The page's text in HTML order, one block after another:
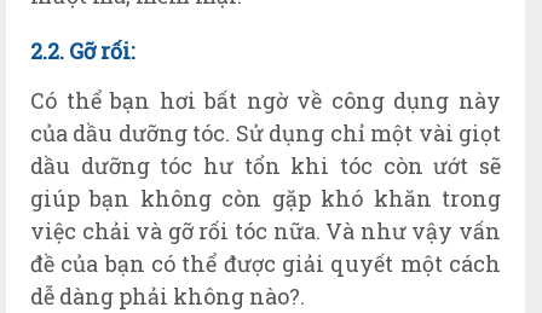
2.2. Gỡ rối:
Có thể bạn hơi bất ngờ về công dụng này
của dầu dưỡng tóc. Sử dụng chỉ một vài giọt
dầu dưỡng tóc hư tổn khi tóc còn ướt sẽ
giúp bạn không còn gặp khó khăn trong
việc chải và gỡ rối tóc nữa. Và như vậy vấn
đề của bạn có thể được giải quyết một cách
dễ dàng phải không nào?.